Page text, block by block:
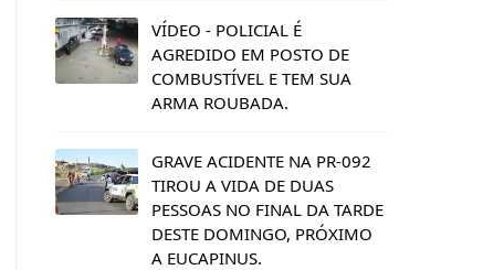
VÍDEO - POLICIAL É
AGREDIDO EM POSTO DE
COMBUSTÍVEL E TEM SUA
ARMA ROUBADA.
GRAVE ACIDENTE NA PR-092
TIROU A VIDA DE DUAS
PESSOAS NO FINAL DA TARDE
DESTE DOMINGO, PRÓXIMO
A EUCAPINUS.